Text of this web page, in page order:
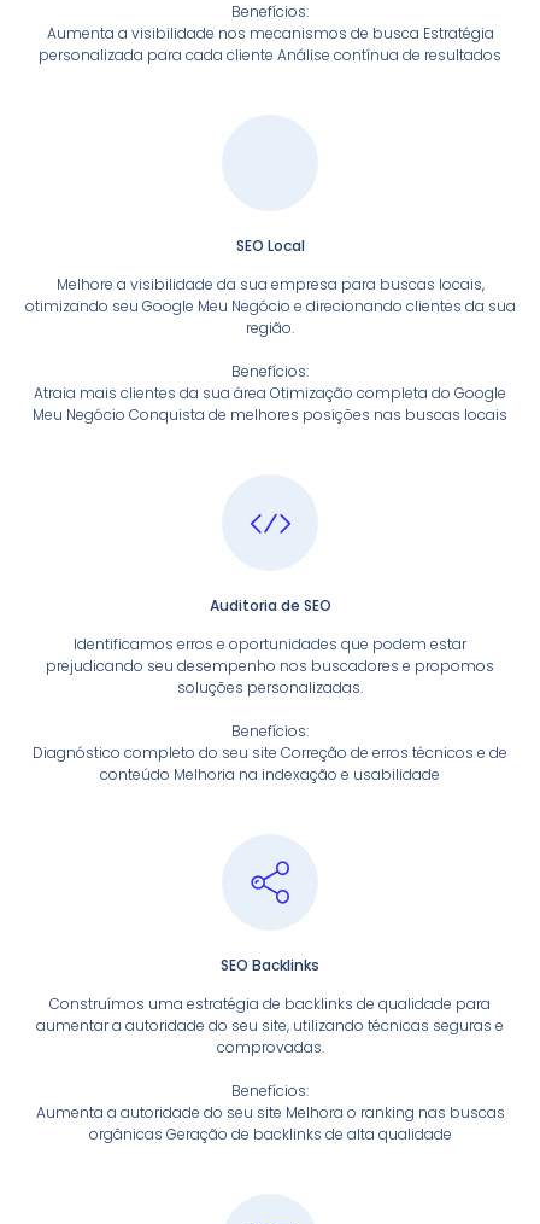
Benefícios:
Aumenta a visibilidade nos mecanismos de busca Estratégia
personalizada para cada cliente Análise contínua de resultados
SEO Local
Melhore a visibilidade da sua empresa para buscas locais,
otimizando seu Google Meu Negócio e direcionando clientes da sua
região.
Benefícios:
Atraia mais clientes da sua área Otimização completa do Google
Meu Negócio Conquista de melhores posições nas buscas locais
Auditoria de SEO
Identificamos erros e oportunidades que podem estar
prejudicando seu desempenho nos buscadores e propomos
soluções personalizadas.
Benefícios:
Diagnóstico completo do seu site Correção de erros técnicos e de
conteúdo Melhoria na indexação e usabilidade
SEO Backlinks
Construímos uma estratégia de backlinks de qualidade para
aumentar a autoridade do seu site, utilizando técnicas seguras e
comprovadas.
Benefícios:
Aumenta a autoridade do seu site Melhora o ranking nas buscas
orgânicas Geração de backlinks de alta qualidade